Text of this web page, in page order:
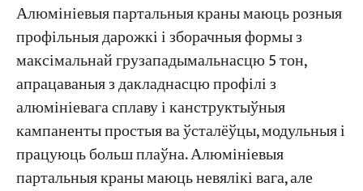
Алюмініевыя партальныя краны маюць розныя
профільныя дарожкі і зборачныя формы з
максімальнай грузападымальнасцю 5 тон,
апрацаваныя з дакладнасцю профілі з
алюмініевага сплаву і канструктыўныя
кампаненты простыя ва ўсталёўцы, модульныя і
працуюць больш плаўна. Алюмініевыя
партальныя краны маюць невялікі вага, але